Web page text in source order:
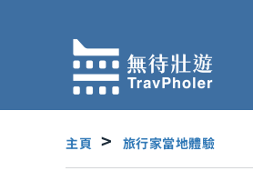
主頁 旅行家當地體驗